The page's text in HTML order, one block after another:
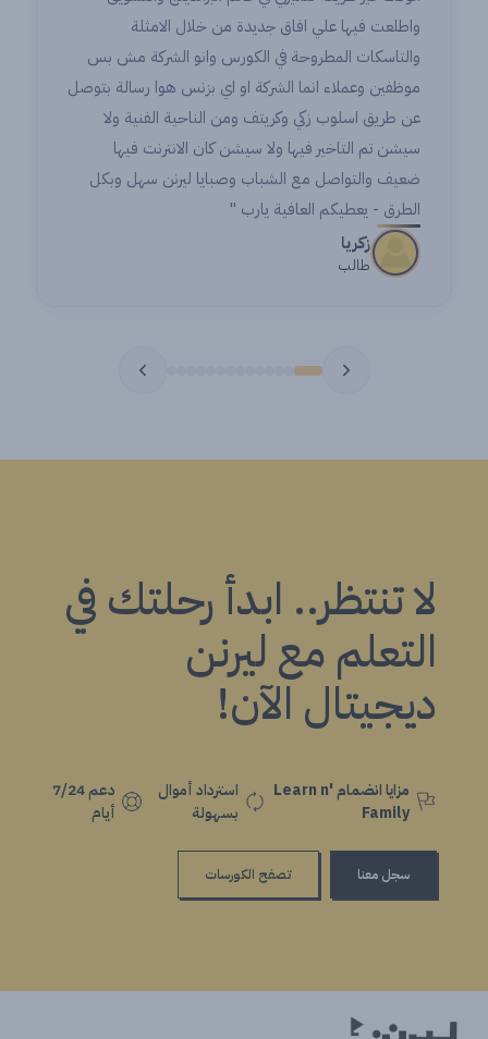
واطلعت فيها علي افاق جديدة من خلال الامثلة
والتاسكات المطروحة في الكورس وانو الشركة مش بس
موظفين وعملاء انما الشركة او اي بزنس هوا رسالة بتوصل
عن طريق اسلوب زكي وكريتف ومن الناحية الفنية ولا
سيشن تم التاخير فيها ولا سيشن كان الانترنت فيها
ضعيف والتواصل مع الشباب وصبايا ليرنن سهل وبكل
الطرق - يعطيكم العافية يارب "
زكريا
طالب
لا تنتظر.. ابدأ رحلتك في
التعلم مع ليرنن
ديجيتال الآن!
مزايا انضمام Learn n'
Family
استرداد أموال
بسهولة
دعم 7/24
أيام
سجل معنا تصفح الكورسات